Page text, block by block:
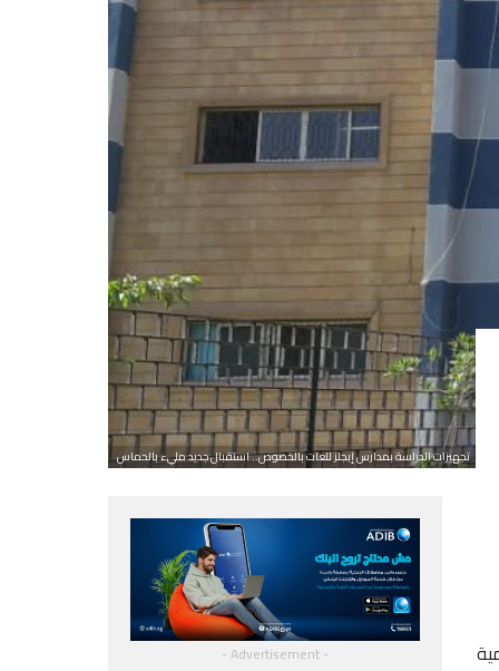
تجهيزات الدراسة بمدارس إيجلز للغات بالخصوص.. استقبال جديد مليء بالحماس
- Advertisement -